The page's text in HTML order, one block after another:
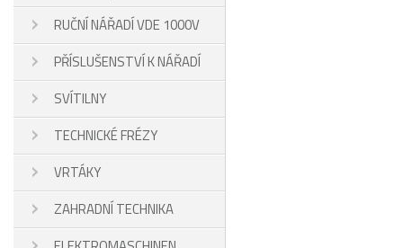
RUČNÍ NÁŘADÍ VDE 1000V
PŘÍSLUŠENSTVÍ K NÁŘADÍ
SVÍTILNY
TECHNICKÉ FRÉZY
VRTÁKY
ZAHRADNÍ TECHNIKA